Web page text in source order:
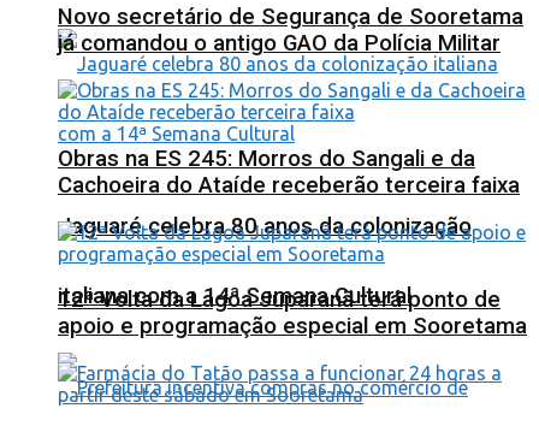
Jaguaré celebra 80 anos da colonização
italiana com a 14ª Semana Cultural
Novo secretário de Segurança de Sooretama
já comandou o antigo GAO da Polícia Militar
Obras na ES 245: Morros do Sangali e da
Cachoeira do Ataíde receberão terceira faixa
12ª Volta da Lagoa Juparanã terá ponto de
apoio e programação especial em Sooretama